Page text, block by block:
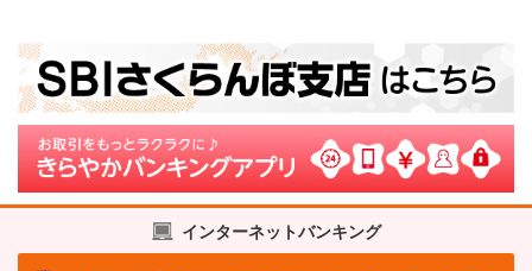
インターネットバンキング